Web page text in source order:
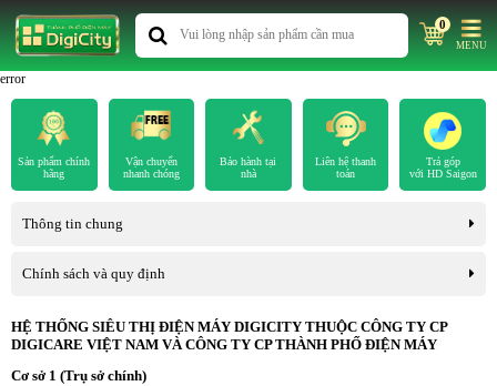
0
MENU
error
Sản phẩm chính
hãng
Vận chuyển
nhanh chóng
Bảo hành tại
nhà
Liên hệ thanh
toán
Trả góp
với HD Saigon
Thông tin chung
Chính sách và quy định
HỆ THỐNG SIÊU THỊ ĐIỆN MÁY DIGICITY THUỘC CÔNG TY CP
DIGICARE VIỆT NAM VÀ CÔNG TY CP THÀNH PHỐ ĐIỆN MÁY
Cơ sở 1 (Trụ sở chính)